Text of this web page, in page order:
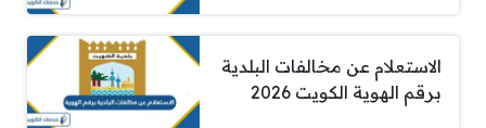
الاستعلام عن مخالفات البلدية
برقم الهوية الكويت 2026